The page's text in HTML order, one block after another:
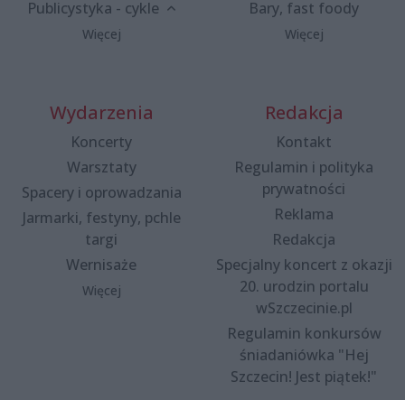
Publicystyka - cykle
Więcej
Bary, fast foody
Więcej
Wydarzenia
Koncerty
Warsztaty
Spacery i oprowadzania
Jarmarki, festyny, pchle
targi
Wernisaże
Więcej
Redakcja
Kontakt
Regulamin i polityka
prywatności
Reklama
Redakcja
Specjalny koncert z okazji
20. urodzin portalu
wSzczecinie.pl
Regulamin konkursów
śniadaniówka "Hej
Szczecin! Jest piątek!"